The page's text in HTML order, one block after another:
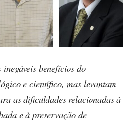
inegáveis benefícios do
e científico, mas levantam
as dificuldades relacionadas à
e à preservação de